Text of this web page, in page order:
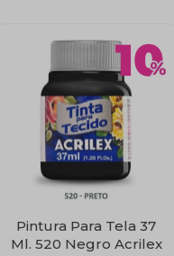
Pintura Para Tela 37
Ml. 520 Negro Acrilex